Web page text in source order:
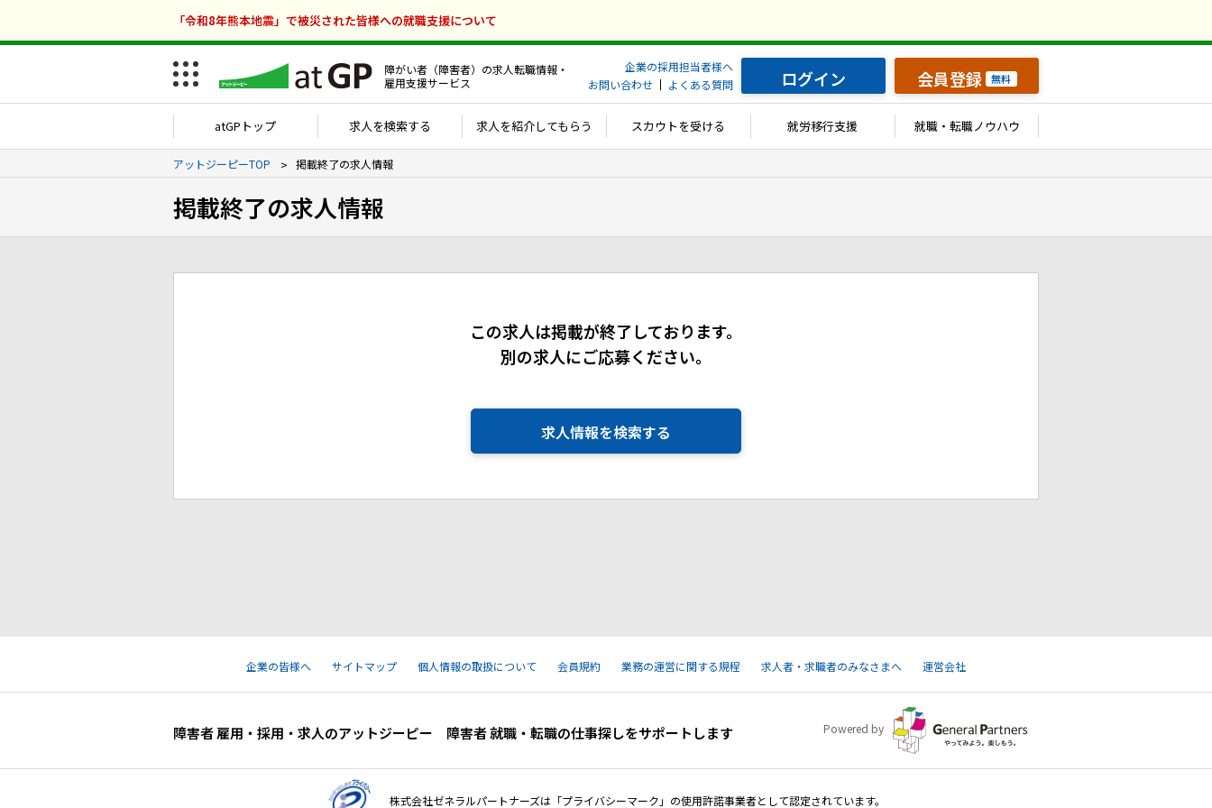
「令和8年熊本地震」で被災された皆様への就職支援について
障がい者（障害者）の求人転職情報・
雇用支援サービス
企業の採用担当者様へ
お問い合わせ
よくある質問 ログイン 会員登録 無料
atGPトップ 求人を検索する 求人を紹介してもらう スカウトを受ける 就労移行支援 就職・転職ノウハウ
アットジーピーTOP 掲載終了の求人情報
掲載終了の求人情報
この求人は掲載が終了しております。
別の求人にご応募ください。
求人情報を検索する
企業の皆様へ サイトマップ 個人情報の取扱について 会員規約 業務の運営に関する規程 求人者・求職者のみなさまへ 運営会社
障害者 雇用・採用・求人のアットジーピー 障害者 就職・転職の仕事探しをサポートします Powered by
株式会社ゼネラルパートナーズは「プライバシーマーク」の使用許諾事業者として認定されています。